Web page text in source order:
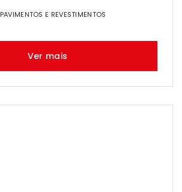
PAVIMENTOS E REVESTIMENTOS
Ver mais